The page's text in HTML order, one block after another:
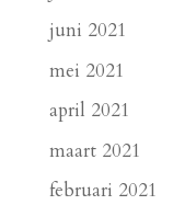
juni 2021
mei 2021
april 2021
maart 2021
februari 2021